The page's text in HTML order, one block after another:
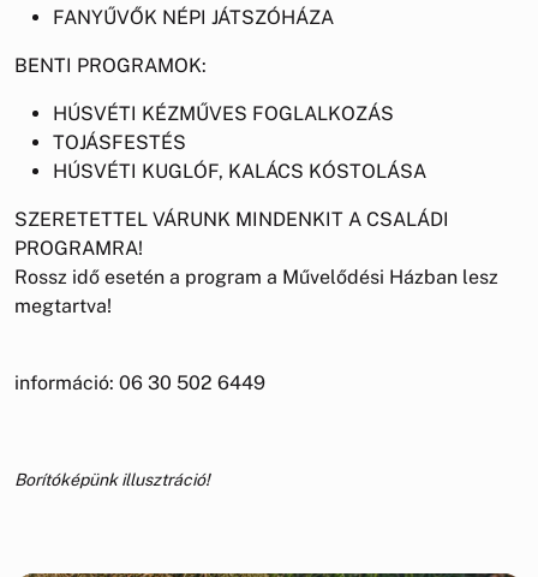
FANYŰVŐK NÉPI JÁTSZÓHÁZA
BENTI PROGRAMOK:
HÚSVÉTI KÉZMŰVES FOGLALKOZÁS
TOJÁSFESTÉS
HÚSVÉTI KUGLÓF, KALÁCS KÓSTOLÁSA
SZERETETTEL VÁRUNK MINDENKIT A CSALÁDI
PROGRAMRA!
Rossz idő esetén a program a Művelődési Házban lesz
megtartva!
információ: 06 30 502 6449
Borítóképünk illusztráció!